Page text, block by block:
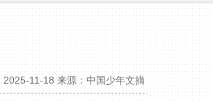
2025-11-18 来源：中国少年文摘